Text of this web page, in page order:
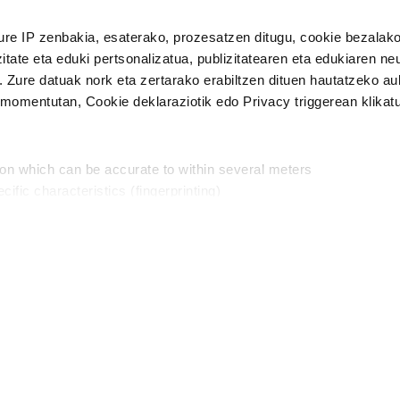
IP zenbakia, esaterako, prozesatzen ditugu, cookie
eta eduki pertsonalizatua, publizitatearen eta edukiaren
datuak nork eta zertarako erabiltzen dituen hautatzeko
Cookie deklaraziotik edo Privacy triggerean
which can be accurate to within several meters
modu librean kontatzea da gure eginkizuna.